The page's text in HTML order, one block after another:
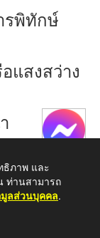
รพิทักษ์
แสงสว่าง
และขั้น
องค์กร
ธิภาพ และ
ท่านสามารถ
ลส่วนบุคคล.